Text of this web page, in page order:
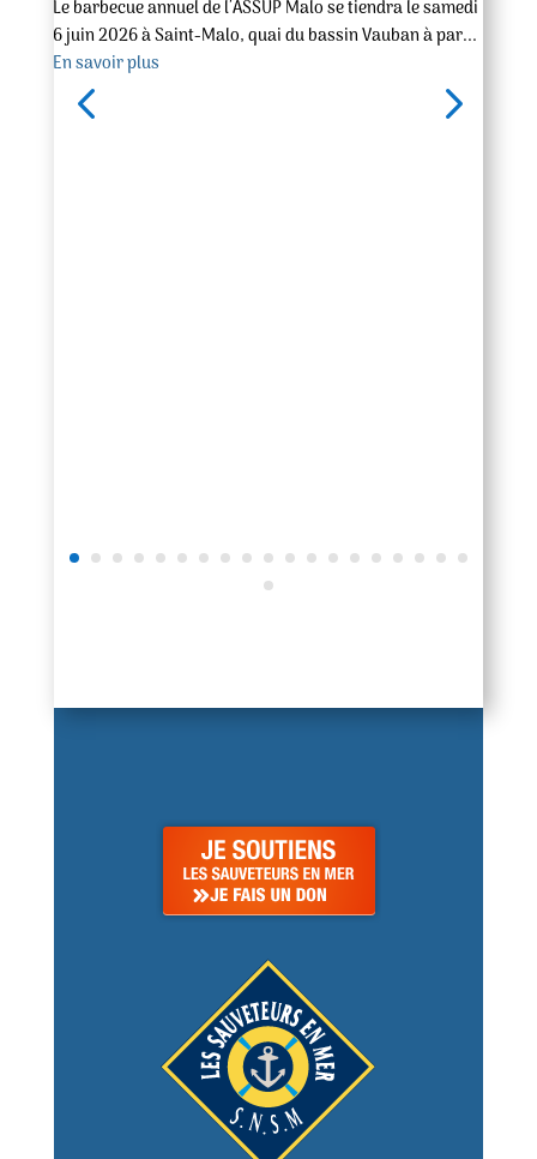
Le barbecue annuel de l’ASSUP Malo se tiendra le samedi
6 juin 2026 à Saint-Malo, quai du bassin Vauban à par...
En savoir plus